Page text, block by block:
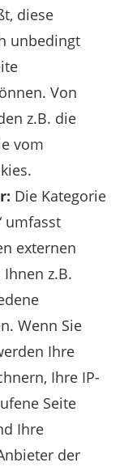
diese
unbedingt
Von
z.B. die
vom
Die Kategorie
umfasst
externen
z.B.
Wenn Sie
Ihre
Ihre IP-
Seite
Ihre
der